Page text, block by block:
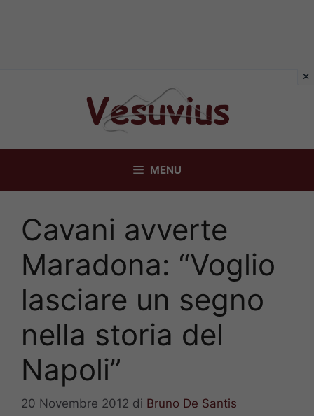
MENU
Cavani avverte
Maradona: “Voglio
lasciare un segno
nella storia del
Napoli”
20 Novembre 2012 di Bruno De Santis